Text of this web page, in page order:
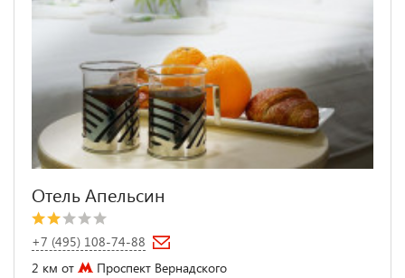
Отель Апельсин
+7 (495) 108-74-88
2 км от
Проспект Вернадского